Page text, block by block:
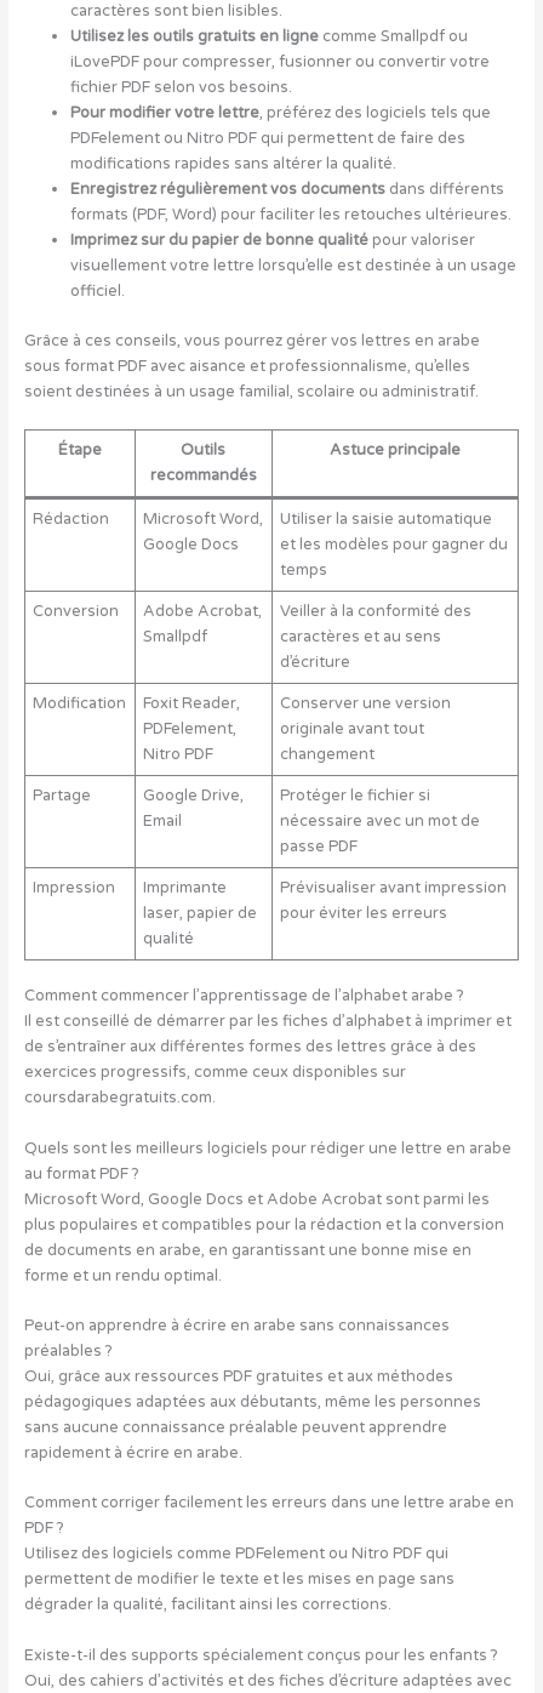
caractères sont bien lisibles.
Utilisez les outils gratuits en lignecomme Smallpdf ou
iLovePDF pour compresser, fusionner ou convertir votre
fichier PDF selon vos besoins.
Pour modifier votre lettre, préférez des logiciels tels que
PDFelement ou Nitro PDF qui permettent de faire des
modifications rapides sans altérer la qualité.
Enregistrez régulièrement vos documentsdans différents
formats (PDF, Word) pour faciliter les retouches ultérieures.
Imprimez sur du papier de bonne qualitépour valoriser
visuellement votre lettre lorsqu’elle est destinée à un usage
officiel.
Grâce à ces conseils, vous pourrez gérer vos lettres en arabe
sous format PDF avec aisance et professionnalisme, qu’elles
soient destinées à un usage familial, scolaire ou administratif.
Étape
Outils
recommandés
Astuce principale
Rédaction
Microsoft Word,
Google Docs
Utiliser la saisie automatique
et les modèles pour gagner du
temps
Conversion
Adobe Acrobat,
Smallpdf
Veiller à la conformité des
caractères et au sens
d’écriture
Modification
Foxit Reader,
PDFelement,
Nitro PDF
Conserver une version
originale avant tout
changement
Partage
Google Drive,
Email
Protéger le fichier si
nécessaire avec un mot de
passe PDF
Impression
Imprimante
laser, papier de
qualité
Prévisualiser avant impression
pour éviter les erreurs
Comment commencer l’apprentissage de l’alphabet arabe ?
Il est conseillé de démarrer par les fiches d’alphabet à imprimer et
de s’entraîner aux différentes formes des lettres grâce à des
exercices progressifs, comme ceux disponibles sur
coursdarabegratuits.com.
Quels sont les meilleurs logiciels pour rédiger une lettre en arabe
au format PDF ?
Microsoft Word, Google Docs et Adobe Acrobat sont parmi les
plus populaires et compatibles pour la rédaction et la conversion
de documents en arabe, en garantissant une bonne mise en
forme et un rendu optimal.
Peut-on apprendre à écrire en arabe sans connaissances
préalables ?
Oui, grâce aux ressources PDF gratuites et aux méthodes
pédagogiques adaptées aux débutants, même les personnes
sans aucune connaissance préalable peuvent apprendre
rapidement à écrire en arabe.
Comment corriger facilement les erreurs dans une lettre arabe en
PDF ?
Utilisez des logiciels comme PDFelement ou Nitro PDF qui
permettent de modifier le texte et les mises en page sans
dégrader la qualité, facilitant ainsi les corrections.
Existe-t-il des supports spécialement conçus pour les enfants ?
Oui, des cahiers d’activités et des fiches d’écriture adaptées avec